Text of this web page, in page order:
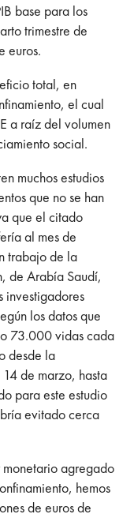
base para los
trimestre de
euros.
total, en
el cual
a raíz del volumen
social.
muchos estudios
que no se han
que el citado
al mes de
trabajo de la
de Arabía Saudí,
investigadores
los datos que
73.000 vidas cada
desde la
de marzo, hasta
para este estudio
evitado cerca
agregado
hemos
de euros de